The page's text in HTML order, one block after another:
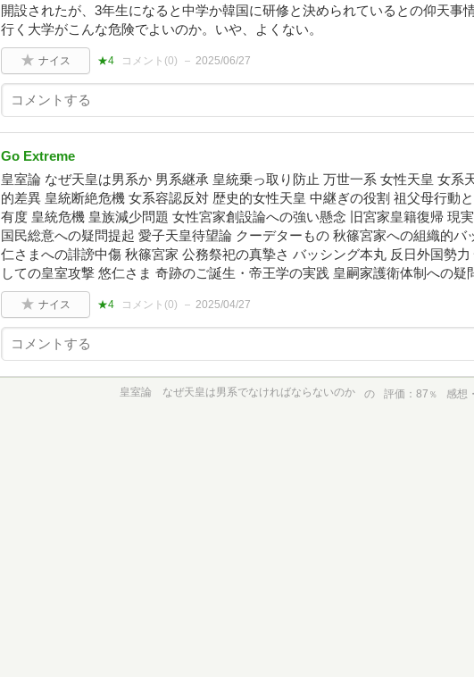
開設されたが、3年生になると中学か韓国に研修と決められているとの仰天事
行く大学がこんな危険でよいのか。いや、よくない。
ナイス ★4 コメント(0) 2025/06/27
Go Extreme
皇室論 なぜ天皇は男系か 男系継承 皇統乗っ取り防止 万世一系 女性天皇 女系
的差異 皇統断絶危機 女系容認反対 歴史的女性天皇 中継ぎの役割 祖父母行動
有度 皇統危機 皇族減少問題 女性宮家創設論への強い懸念 旧宮家皇籍復帰 現
国民総意への疑問提起 愛子天皇待望論 クーデターもの 秋篠宮家への組織的バ
仁さまへの誹謗中傷 秋篠宮家 公務祭祀の真摯さ バッシング本丸 反日外国勢力
しての皇室攻撃 悠仁さま 奇跡のご誕生・帝王学の実践 皇嗣家護衛体制への疑
ナイス ★4 コメント(0) 2025/04/27
皇室論 なぜ天皇は男系でなければならないのか の 評価 87 ％ 感想